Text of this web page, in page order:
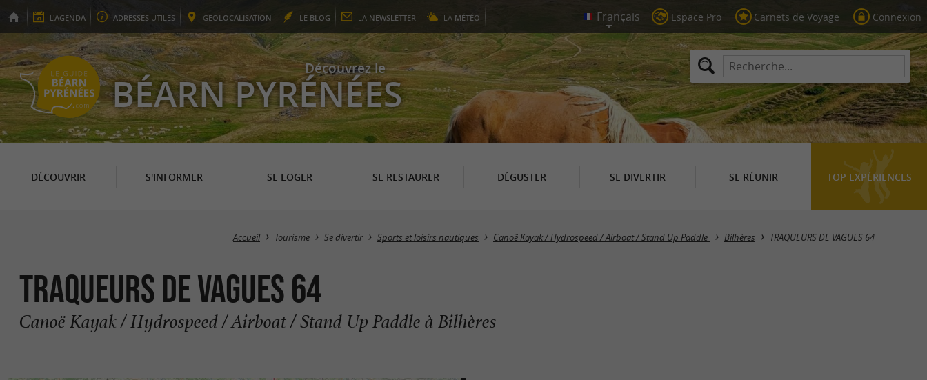
L'AGENDA ADRESSES UTILES GEOLOCALISATION LE BLOG LA NEWSLETTER LA MÉTÉO Espace Pro Carnets de Voyage Connexion
Découvrez le
BÉARN PYRÉNÉES
DÉCOUVRIR S'INFORMER SE LOGER SE RESTAURER DÉGUSTER SE DIVERTIR SE RÉUNIR TOP EXPÉRIENCES
Accueil Tourisme Se divertir Sports et loisirs nautiques Canoë Kayak / Hydrospeed / Airboat / Stand Up Paddle Bilhères TRAQUEURS DE VAGUES 64
TRAQUEURS DE VAGUES 64
Canoë Kayak / Hydrospeed / Airboat / Stand Up Paddle à Bilhères